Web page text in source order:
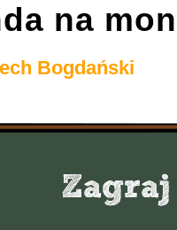
na
Bogdański